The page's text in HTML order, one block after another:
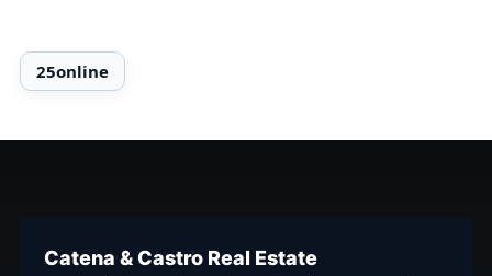
Catena & Castro Real Estate